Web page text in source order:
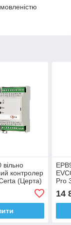
контролер
(Церта)
Pro
14